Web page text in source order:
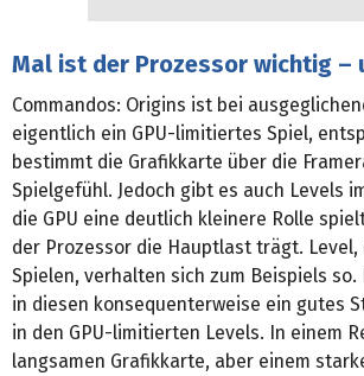
Mal ist der Prozessor wichtig –
Commandos: Origins ist bei
eigentlich ein GPU-limitiertes Spiel,
bestimmt die Grafikkarte über die
Spielgefühl. Jedoch gibt es auch Levels
die GPU eine deutlich kleinere Rolle
der Prozessor die Hauptlast trägt. Level,
Spielen, verhalten sich zum Beispiels
in diesen konsequenterweise ein gutes
in den GPU-limitierten Levels. In einem
langsamen Grafikkarte, aber einem